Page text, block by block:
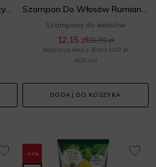
Szampon Z Odżywką Pokrzywa Jeżyna
Szampon Do Włosów Rumianek Peonia
Szampony do włosów
12,15 zł15,99 zł
Najniższa cena z 30 dni: 11,67 zł
400 ml
DODAJ DO KOSZYKA
-24%